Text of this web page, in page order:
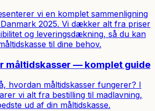
vi en komplet sammenligning
2025. Vi dækker alt fra priser
og leveringsdækning, så du kan
til dine behov.
måltidskasser — komplet guide
hvordan måltidskasser fungerer? I
vi alt fra bestilling til madlavning,
ud af din måltidskasse.